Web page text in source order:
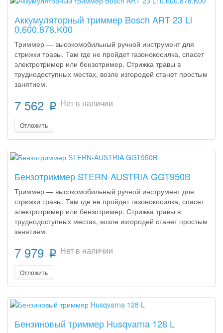
Аккумуляторный триммер Bosch ART 23 Li
0.600.878.K00
Триммер — высокомобильный ручной инструмент для
стрижки травы. Там где не пройдет газонокосилка, спасет
электротример или бензотример. Стрижка травы в
труднодоступных местах, возле изгородей станет простым
занятием.
7 562 p Нет в наличии
Отложить
Бензотриммер STERN-AUSTRIA GGT950B
Триммер — высокомобильный ручной инструмент для
стрижки травы. Там где не пройдет газонокосилка, спасет
электротример или бензотример. Стрижка травы в
труднодоступных местах, возле изгородей станет простым
занятием.
7 979 p Нет в наличии
Отложить
Бензиновый триммер Husqvarna 128 L